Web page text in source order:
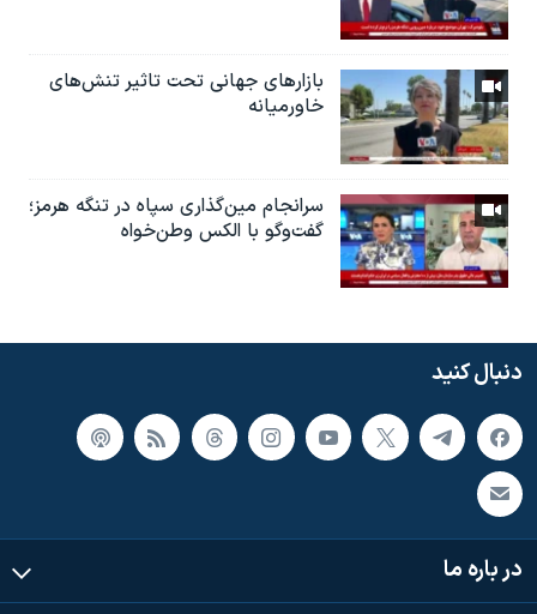
بازارهای جهانی تحت تاثیر تنش‌های
خاورمیانه
سرانجام مین‌گذاری‌ سپاه در تنگه هرمز؛
گفت‌وگو با الکس وطن‌خواه
دنبال کنید
در باره ما